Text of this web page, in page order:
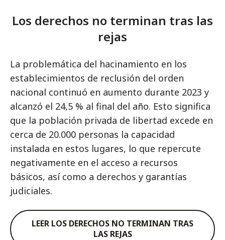
Los derechos no terminan tras las
rejas
La problemática del hacinamiento en los
establecimientos de reclusión del orden
nacional continuó en aumento durante 2023 y
alcanzó el 24,5 % al final del año. Esto significa
que la población privada de libertad excede en
cerca de 20.000 personas la capacidad
instalada en estos lugares, lo que repercute
negativamente en el acceso a recursos
básicos, así como a derechos y garantías
judiciales.
LEER LOS DERECHOS NO TERMINAN TRAS
LAS REJAS